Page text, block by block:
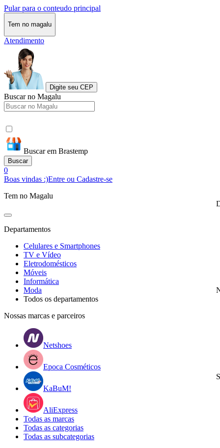
Pular para o conteudo principal
Tem no magalu
Atendimento
Digite seu CEP
Buscar no Magalu
Buscar em Brastemp
Buscar
0
Boas vindas :)Entre ou Cadastre-se
Tem no Magalu
Departamentos
Celulares e Smartphones
TV e Vídeo
Eletrodomésticos
Móveis
Informática
Moda
Todos os departamentos
Nossas marcas e parceiros
Netshoes
Epoca Cosméticos
KaBuM!
AliExpress
Todas as marcas
Todas as categorias
Todas as subcategorias